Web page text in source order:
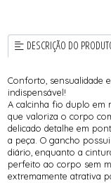
DESCRIÇÃO DO
Conforto, sensualidade
indispensável!
A calcinha fio duplo em
que valoriza o corpo
delicado detalhe em
a peça. O gancho
diário, enquanto a
perfeito ao corpo sem
extremamente atrativa